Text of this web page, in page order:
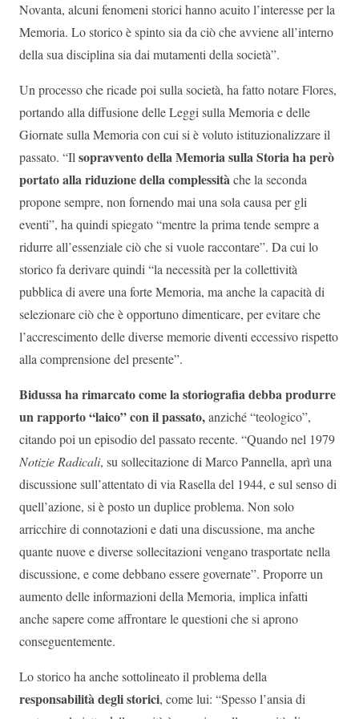
Novanta, alcuni fenomeni storici hanno acuito l’interesse per la
Memoria. Lo storico è spinto sia da ciò che avviene all’interno
della sua disciplina sia dai mutamenti della società”.
Un processo che ricade poi sulla società, ha fatto notare Flores,
portando alla diffusione delle Leggi sulla Memoria e delle
Giornate sulla Memoria con cui si è voluto istituzionalizzare il
passato. “Ilsopravvento della Memoria sulla Storia ha però
portato alla riduzione della complessitàche la seconda
propone sempre, non fornendo mai una sola causa per gli
eventi”, ha quindi spiegato “mentre la prima tende sempre a
ridurre all’essenziale ciò che si vuole raccontare”. Da cui lo
storico fa derivare quindi “la necessità per la collettività
pubblica di avere una forte Memoria, ma anche la capacità di
selezionare ciò che è opportuno dimenticare, per evitare che
l’accrescimento delle diverse memorie diventi eccessivo rispetto
alla comprensione del presente”.
Bidussa ha rimarcato come la storiografia debba produrre
un rapporto “laico” con il passato,anziché “teologico”,
citando poi un episodio del passato recente. “Quando nel 1979
Notizie Radicali, su sollecitazione di Marco Pannella, aprì una
discussione sull’attentato di via Rasella del 1944, e sul senso di
quell’azione, si è posto un duplice problema. Non solo
arricchire di connotazioni e dati una discussione, ma anche
quante nuove e diverse sollecitazioni vengano trasportate nella
discussione, e come debbano essere governate”. Proporre un
aumento delle informazioni della Memoria, implica infatti
anche sapere come affrontare le questioni che si aprono
conseguentemente.
Lo storico ha anche sottolineato il problema della
responsabilità degli storici, come lui: “Spesso l’ansia di